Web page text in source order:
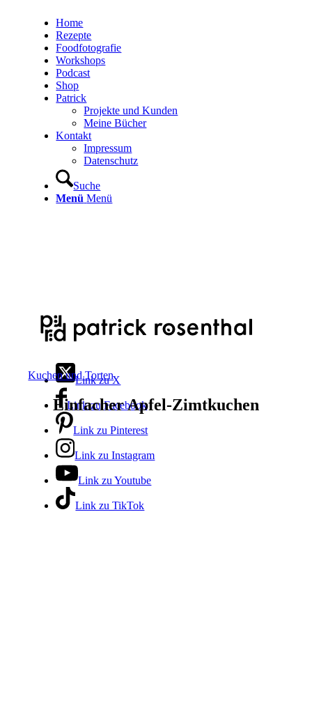
Home
Rezepte
Foodfotografie
Workshops
Podcast
Shop
Patrick
Projekte und Kunden
Meine Bücher
Kontakt
Impressum
Datenschutz
Suche
Menü Menü
Link zu X
Link zu Facebook
Link zu Pinterest
Link zu Instagram
Link zu Youtube
Link zu TikTok
Kuchen und Torten
Einfacher Apfel-Zimtkuchen